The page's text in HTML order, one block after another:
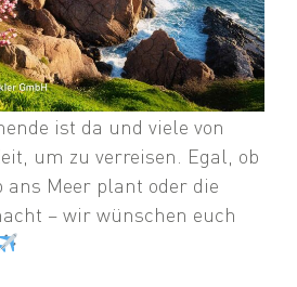
ist da und viele von
um zu verreisen. Egal, ob
Meer plant oder die
– wir wünschen euch